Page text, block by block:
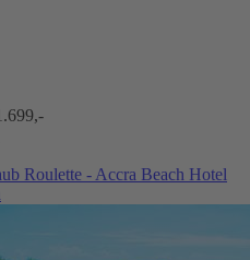
Roulette - Accra Beach Hotel